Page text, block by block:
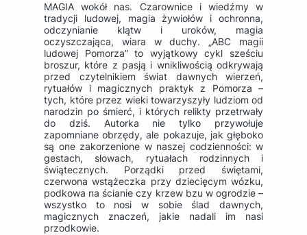
MAGIA wokół nas. Czarownice i wiedźmy w
tradycji ludowej, magia żywiołów i ochronna,
odczynianie klątw i uroków, magia
oczyszczająca, wiara w duchy. „ABC magii
ludowej Pomorza” to wyjątkowy cykl sześciu
broszur, które z pasją i wnikliwością odkrywają
przed czytelnikiem świat dawnych wierzeń,
rytuałów i magicznych praktyk z Pomorza –
tych, które przez wieki towarzyszyły ludziom od
narodzin po śmierć, i których relikty przetrwały
do dziś. Autorka nie tylko przywołuje
zapomniane obrzędy, ale pokazuje, jak głęboko
są one zakorzenione w naszej codzienności: w
gestach, słowach, rytuałach rodzinnych i
świątecznych. Porządki przed świętami,
czerwona wstążeczka przy dziecięcym wózku,
podkowa na ścianie czy krzew bzu w ogrodzie –
wszystko to nosi w sobie ślad dawnych,
magicznych znaczeń, jakie nadali im nasi
przodkowie.